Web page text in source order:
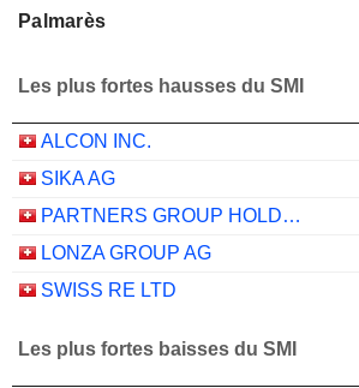
Palmarès
Les plus fortes hausses du SMI
ALCON INC.
SIKA AG
PARTNERS GROUP HOLDING AG
LONZA GROUP AG
SWISS RE LTD
Les plus fortes baisses du SMI